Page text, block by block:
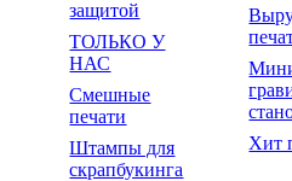
защитой
ТОЛЬКО У
НАС
Смешные
печати
Штампы для
скрапбукинга
Хит